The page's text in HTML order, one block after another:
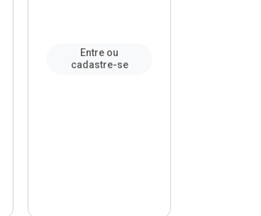
Entre ou
cadastre-se